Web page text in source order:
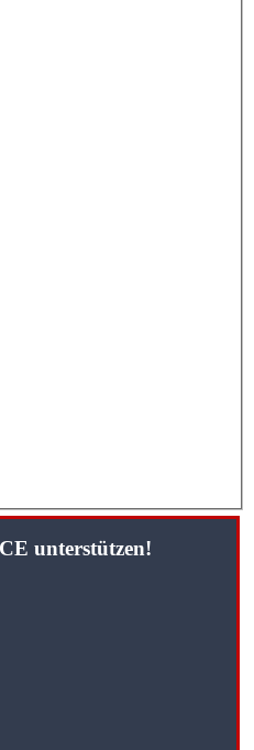
unterstützen!